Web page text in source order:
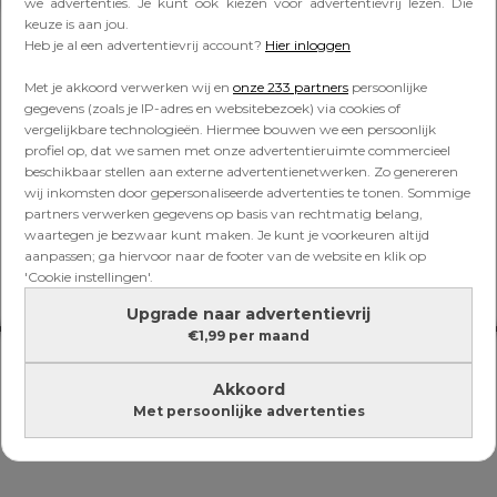
keuze is aan jou.
Heb je al een advertentievrij account? Hier inloggen
Met je akkoord verwerken wij en onze 233 partners persoonlijke
gegevens (zoals je IP-adres en websitebezoek) via cookies of
vergelijkbare technologieën. Hiermee bouwen we een persoonlijk
profiel op, dat we samen met onze advertentieruimte commercieel
beschikbaar stellen aan externe advertentienetwerken. Zo genereren
wij inkomsten door gepersonaliseerde advertenties te tonen. Sommige
partners verwerken gegevens op basis van rechtmatig belang,
waartegen je bezwaar kunt maken. Je kunt je voorkeuren altijd
aanpassen; ga hiervoor naar de footer van de website en klik op
'Cookie instellingen'.
Upgrade naar advertentievrij
€1,99 per maand
Akkoord
Met persoonlijke advertenties